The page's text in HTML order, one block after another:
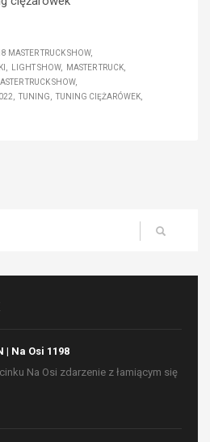
MASTER TRUCK SHOW
LIGHT SHOW
MASTER TRUCK
TRUCK SHOW
TUNING TUNING CIĘŻARÓWEK
| Na Osi 1198
Na Osi zdarzenie z łamiącym się